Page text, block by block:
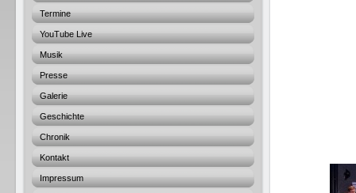
Termine
YouTube Live
Musik
Presse
Galerie
Geschichte
Chronik
Kontakt
Impressum